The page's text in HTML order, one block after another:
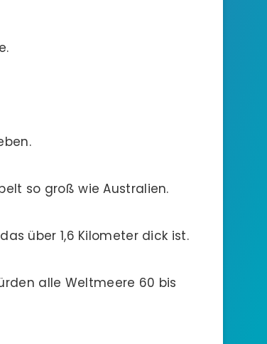
so groß wie Australien.
über 1,6 Kilometer dick ist.
alle Weltmeere 60 bis